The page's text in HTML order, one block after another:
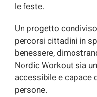
le feste.
Un progetto
percorsi cittadini in
benessere,
Nordic Workout sia
accessibile e capace
persone.